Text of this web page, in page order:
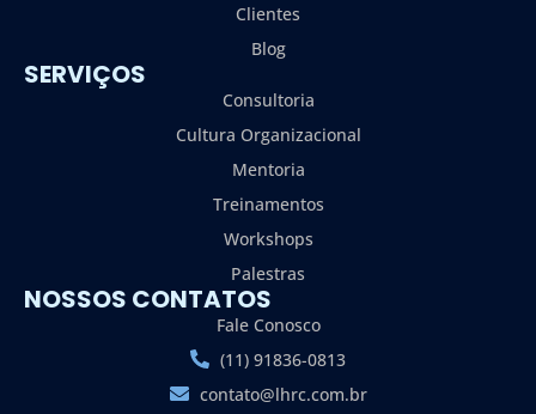
Clientes
Blog
SERVIÇOS
Consultoria
Cultura Organizacional
Mentoria
Treinamentos
Workshops
Palestras
NOSSOS CONTATOS
Fale Conosco
(11) 91836-0813
contato@lhrc.com.br